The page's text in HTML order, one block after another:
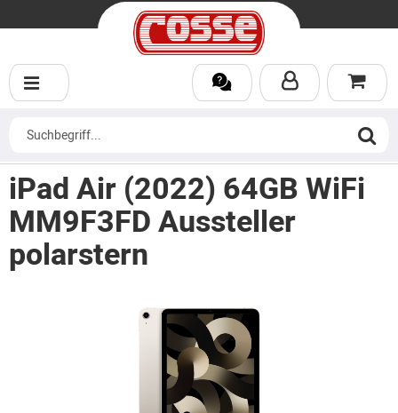
iPad Air (2022) 64GB WiFi
MM9F3FD Aussteller
polarstern